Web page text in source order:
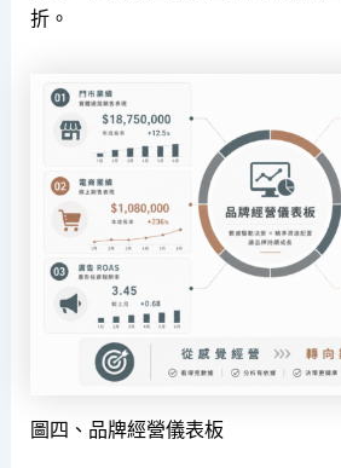
折。
圖四、品牌經營儀表板